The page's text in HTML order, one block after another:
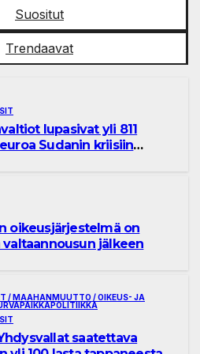
Suositut
Trendaavat
lupasivat yli 811
Sudanin kriisiin
oikeusjärjestelmä on
jälkeen
/ MAAHANMUUTTO / OIKEUS- JA
saatettava